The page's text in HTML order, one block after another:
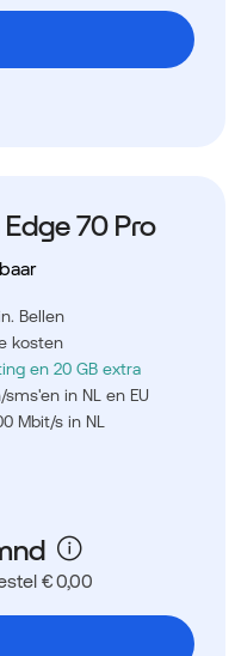
70 Pro
Bellen
kosten
en 20 GB extra
in NL en EU
Mbit/s in NL
€ 0,00